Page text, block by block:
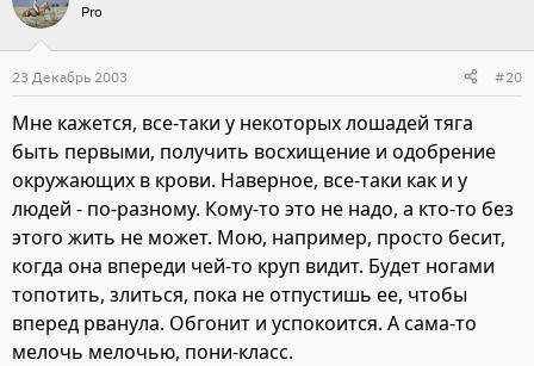
Pro
23 Декабрь 2003 #20
Мне кажется, все-таки у некоторых лошадей тяга
быть первыми, получить восхищение и одобрение
окружающих в крови. Наверное, все-таки как и у
людей - по-разному. Кому-то это не надо, а кто-то без
этого жить не может. Мою, например, просто бесит,
когда она впереди чей-то круп видит. Будет ногами
топотить, злиться, пока не отпустишь ее, чтобы
вперед рванула. Обгонит и успокоится. А сама-то
мелочь мелочью, пони-класс.